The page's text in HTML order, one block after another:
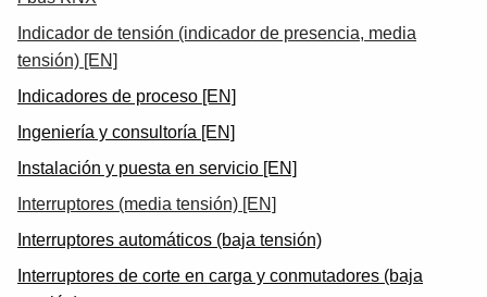
Indicador de tensión (indicador de presencia, media
tensión) [EN]
Indicadores de proceso [EN]
Ingeniería y consultoría [EN]
Instalación y puesta en servicio [EN]
Interruptores (media tensión) [EN]
Interruptores automáticos (baja tensión)
Interruptores de corte en carga y conmutadores (baja